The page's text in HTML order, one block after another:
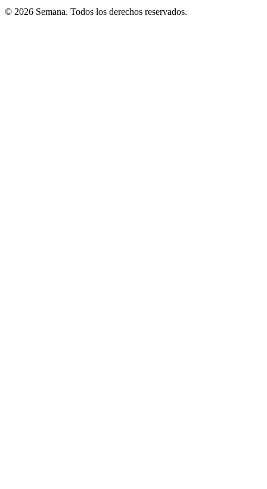
© 2026 Semana. Todos los derechos reservados.